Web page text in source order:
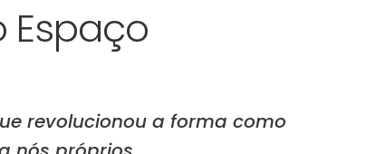
Espaço
revolucionou a forma como